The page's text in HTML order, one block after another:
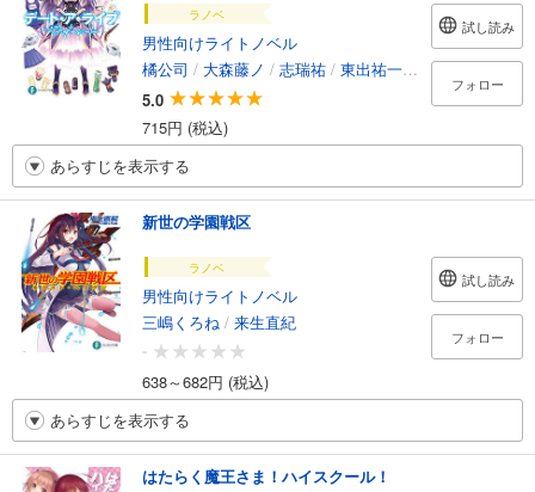
ラノベ
男性向けライトノベル
橘公司 / 大森藤ノ / 志瑞祐 / 東出祐一郎 /羊太郎/つな
5.0
715円 (税込)
試し読み
フォロー
あらすじを表示する
新世の学園戦区
ラノベ
男性向けライトノベル
三嶋くろね / 来生直紀
-
638～682円 (税込)
試し読み
フォロー
あらすじを表示する
はたらく魔王さま！ハイスクール！